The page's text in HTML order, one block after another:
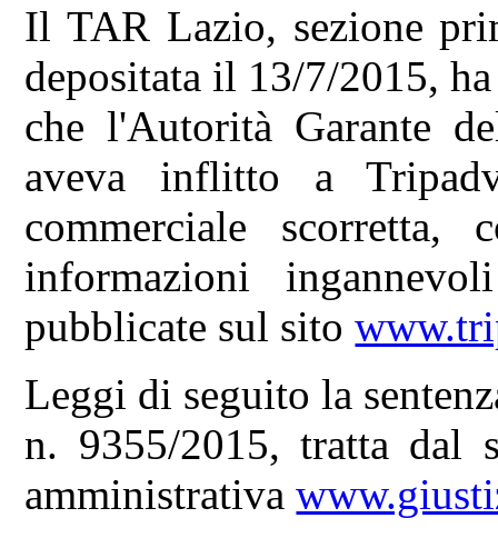
Il TAR Lazio, sezione
depositata il 13/7/2015,
che l'Autorità Garante
aveva inflitto a
commerciale scorretta,
informazioni
pubblicate sul sito
Leggi di seguito la
n. 9355/2015, tratta dal
amministrativa